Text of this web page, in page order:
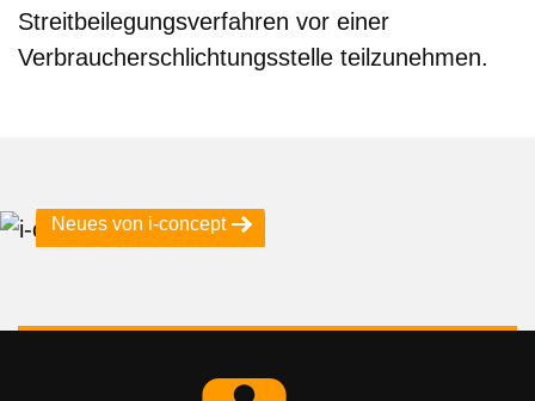
Streitbeilegungsverfahren vor einer
Verbraucherschlichtungsstelle teilzunehmen.
Neues von i-concept